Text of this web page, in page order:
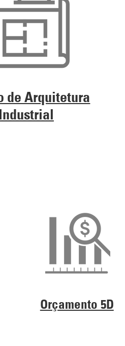
de Arquitetura
Orçamento 5D